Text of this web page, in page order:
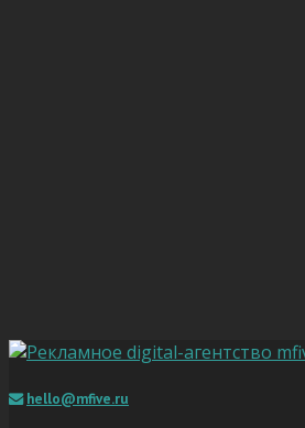
hello@mfive.ru